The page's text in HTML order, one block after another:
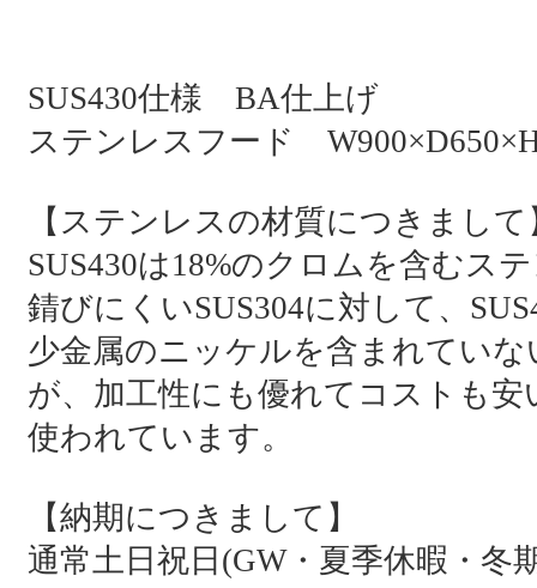
SUS430仕様 BA仕上げ
ステンレスフード
【ステンレスの材質につきまして
SUS430は18%のクロムを含むス
錆びにくいSUS304に対して、
少金属のニッケルを含まれてい
が、加工性にも優れてコストも安
使われています。
【納期につきまして】
通常土日祝日(GW・夏季休暇・冬